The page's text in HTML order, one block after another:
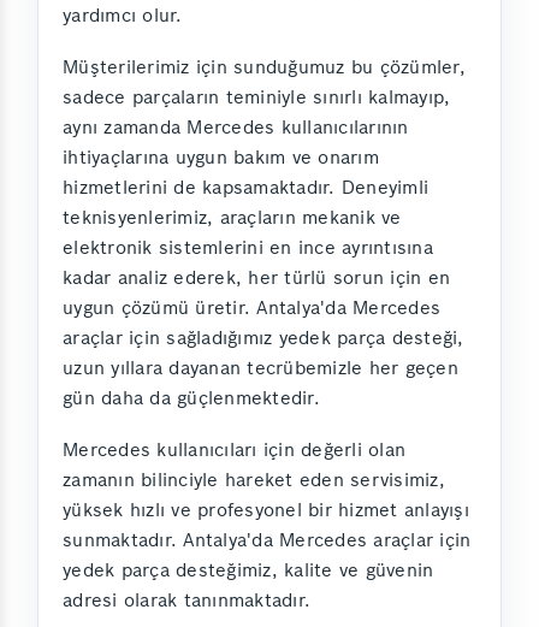
yardımcı olur.
Müşterilerimiz için sunduğumuz bu çözümler,
sadece parçaların teminiyle sınırlı kalmayıp,
aynı zamanda Mercedes kullanıcılarının
ihtiyaçlarına uygun bakım ve onarım
hizmetlerini de kapsamaktadır. Deneyimli
teknisyenlerimiz, araçların mekanik ve
elektronik sistemlerini en ince ayrıntısına
kadar analiz ederek, her türlü sorun için en
uygun çözümü üretir. Antalya'da Mercedes
araçlar için sağladığımız yedek parça desteği,
uzun yıllara dayanan tecrübemizle her geçen
gün daha da güçlenmektedir.
Mercedes kullanıcıları için değerli olan
zamanın bilinciyle hareket eden servisimiz,
yüksek hızlı ve profesyonel bir hizmet anlayışı
sunmaktadır. Antalya'da Mercedes araçlar için
yedek parça desteğimiz, kalite ve güvenin
adresi olarak tanınmaktadır.